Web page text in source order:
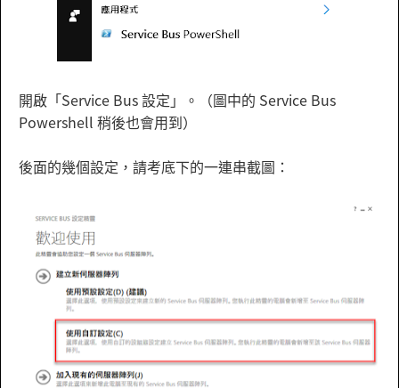
開啟「Service Bus 設定」。（圖中的 Service Bus
Powershell 稍後也會用到）
後面的幾個設定，請考底下的一連串截圖：